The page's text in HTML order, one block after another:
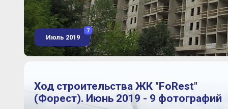
Июль 2019
7
Ход строительства ЖК "FoRest"
(Форест). Июнь 2019 - 9 фотографий